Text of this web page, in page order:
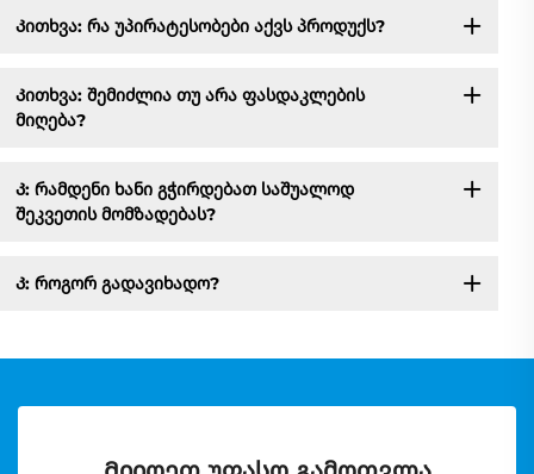
Კითხვა: რა უპირატესობები აქვს პროდუქს?
Კითხვა: შემიძლია თუ არა ფასდაკლების
მიღება?
Კ: რამდენი ხანი გჭირდებათ საშუალოდ
შეკვეთის მომზადებას?
Კ: როგორ გადავიხადო?